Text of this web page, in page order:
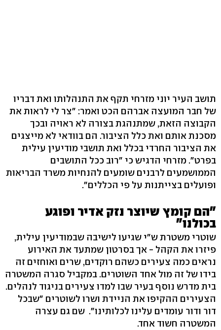
תושב העיר יוני מזרחי תקף את התנהלותו ואת דבריו
של חבר המועצה אברהם הכט ואמר: "צר לי לראות את
הקבוצה הזאת, שמתנהגת בצורה לא ראויה ובכך
מסכנת אותם ואת כלל הציבור. הם בוודאי לא מייצגים
את הציבור החרדי בכלל ואת תושבי מודיעין עילית
בפרט". מזרחי הדגיש כי "רוב ככל התושבים
הממושמעים לרבנים שומעים להנחיות משרד הבריאות
ופועלים בצייתנות על פי הכללים".
"הם קומץ שיוצר נזק אדיר ופוגע
בכולנו"
שוטרי משטרת ש"י שגיעו לישיבה שבמודיעין עילית,
פיזרו את הקהל - אך בסרטון שמתעד את האירוע
נראים כמה צעירים כשהם רוקדים, שרים ואוחזים זה
בידו של זה מול אחד השוטרים. במקביל סגרה המשטרה
בית מדרש נוסף בעיר שבו למדו צעירים בניגוד לנהלים.
הצעירים ההקיפו את הניידת ושרו לשוטרים "שבכל
דור ודור עומדים עלינו לכלותינו". שם גם עצרה
המשטרה חשוד אחד.